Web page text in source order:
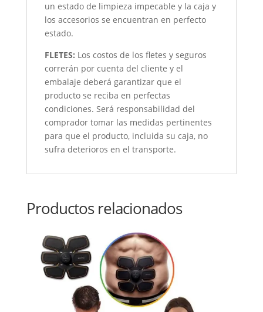
un estado de limpieza impecable y la caja y
los accesorios se encuentran en perfecto
estado.
FLETES: Los costos de los fletes y seguros
correrán por cuenta del cliente y el
embalaje deberá garantizar que el
producto se reciba en perfectas
condiciones. Será responsabilidad del
comprador tomar las medidas pertinentes
para que el producto, incluida su caja, no
sufra deterioros en el transporte.
Productos relacionados